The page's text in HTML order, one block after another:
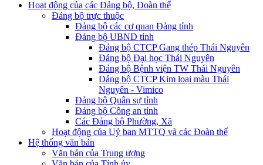
Hoạt động của các Đảng bộ, Đoàn thể
Đảng bộ trực thuộc
Đảng bộ các cơ quan Đảng tỉnh
Đảng bộ UBND tỉnh
Đảng bộ CTCP Gang thép Thái Nguyên
Đảng bộ Đại học Thái Nguyên
Đảng bộ Bệnh viện TW Thái Nguyên
Đảng bộ CTCP Kim loại màu Thái
Nguyên - Vimico
Đảng bộ Quân sự tỉnh
Đảng bộ Công an tỉnh
Các Đảng bộ Phường, Xã
Hoạt động của Uỷ ban MTTQ và các Đoàn thể
Hệ thống văn bản
Văn bản của Trung ương